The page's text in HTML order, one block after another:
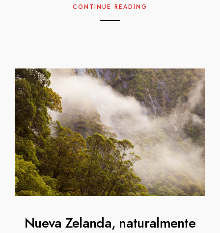
CONTINUE READING
Nueva Zelanda, naturalmente